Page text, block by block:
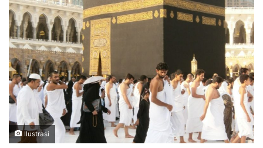
Ilustrasi